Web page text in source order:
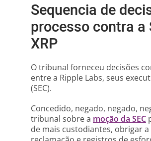
Sequencia de
processo contra a
XRP
O tribunal forneceu decisões
entre a Ripple Labs, seus
(SEC).
Concedido, negado, negado,
tribunal sobre a moção da SEC
de mais custodiantes, obrigar